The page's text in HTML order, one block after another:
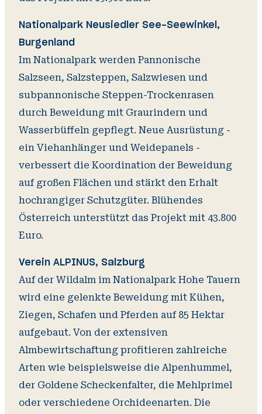
Nationalpark Neusiedler See-Seewinkel,
Burgenland
Im Nationalpark werden Pannonische
Salzseen, Salzsteppen, Salzwiesen und
subpannonische Steppen-Trockenrasen
durch Beweidung mit Graurindern und
Wasserbüffeln gepflegt. Neue Ausrüstung -
ein Viehanhänger und Weidepanels -
verbessert die Koordination der Beweidung
auf großen Flächen und stärkt den Erhalt
hochrangiger Schutzgüter. Blühendes
Österreich unterstützt das Projekt mit 43.800
Euro.
Verein ALPINUS, Salzburg
Auf der Wildalm im Nationalpark Hohe Tauern
wird eine gelenkte Beweidung mit Kühen,
Ziegen, Schafen und Pferden auf 85 Hektar
aufgebaut. Von der extensiven
Almbewirtschaftung profitieren zahlreiche
Arten wie beispielsweise die Alpenhummel,
der Goldene Scheckenfalter, die Mehlprimel
oder verschiedene Orchideenarten. Die